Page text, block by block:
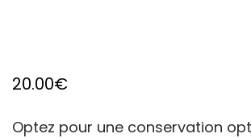
20.00€
Optez pour une conservation